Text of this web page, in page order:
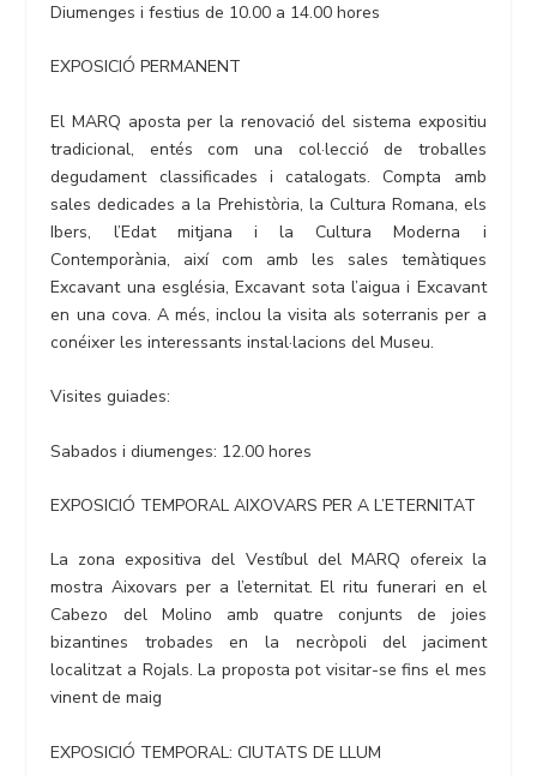
Diumenges i festius de 10.00 a 14.00 hores
EXPOSICIÓ PERMANENT
El MARQ aposta per la renovació del sistema expositiu
tradicional, entés com una col·lecció de troballes
degudament classificades i catalogats. Compta amb
sales dedicades a la Prehistòria, la Cultura Romana, els
Ibers, l’Edat mitjana i la Cultura Moderna i
Contemporània, així com amb les sales temàtiques
Excavant una església, Excavant sota l’aigua i Excavant
en una cova. A més, inclou la visita als soterranis per a
conéixer les interessants instal·lacions del Museu.
Visites guiades:
Sabados i diumenges: 12.00 hores
EXPOSICIÓ TEMPORAL AIXOVARS PER A L’ETERNITAT
La zona expositiva del Vestíbul del MARQ ofereix la
mostra Aixovars per a l’eternitat. El ritu funerari en el
Cabezo del Molino amb quatre conjunts de joies
bizantines trobades en la necròpoli del jaciment
localitzat a Rojals. La proposta pot visitar-se fins el mes
vinent de maig
EXPOSICIÓ TEMPORAL: CIUTATS DE LLUM